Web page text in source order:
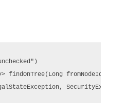
findOnTree(Long fromNodeId,